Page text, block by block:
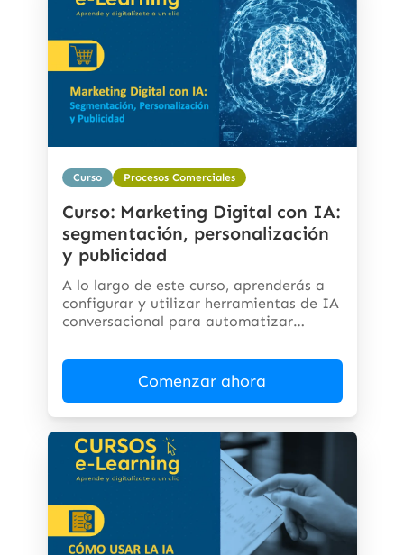
Curso Procesos Comerciales
Curso: Marketing Digital con IA:
segmentación, personalización
y publicidad
A lo largo de este curso, aprenderás a
configurar y utilizar herramientas de IA
conversacional para automatizar
Comenzar ahora